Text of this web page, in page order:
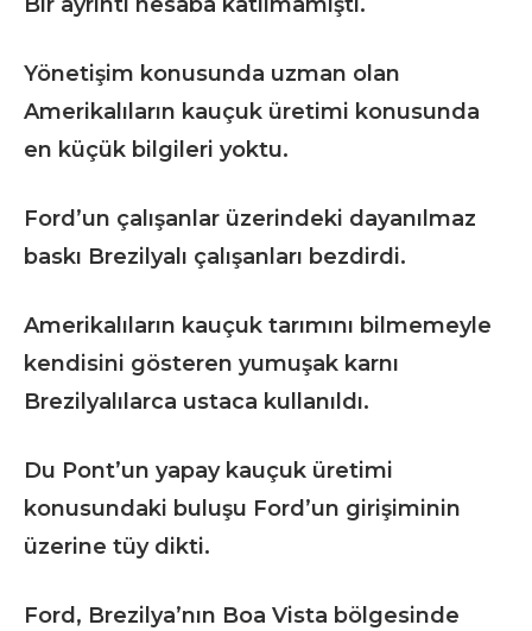
Yönetişim konusunda uzman olan
Amerikalıların kauçuk üretimi konusunda
en küçük bilgileri yoktu.
Ford’un çalışanlar üzerindeki dayanılmaz
baskı Brezilyalı çalışanları bezdirdi.
Amerikalıların kauçuk tarımını bilmemeyle
kendisini gösteren yumuşak karnı
Brezilyalılarca ustaca kullanıldı.
Du Pont’un yapay kauçuk üretimi
konusundaki buluşu Ford’un girişiminin
üzerine tüy dikti.
Ford, Brezilya’nın Boa Vista bölgesinde